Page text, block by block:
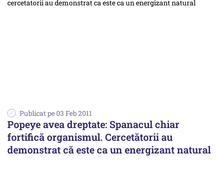
Publicat pe 03 Feb 2011
Popeye avea dreptate: Spanacul chiar
fortifică organismul. Cercetătorii au
demonstrat că este ca un energizant natural